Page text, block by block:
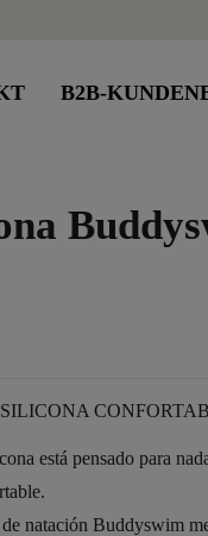
B2B-
está pensado para
natación Buddyswim